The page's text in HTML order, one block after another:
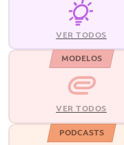
VER TODOS
MODELOS
VER TODOS
PODCASTS